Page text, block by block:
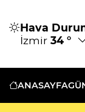
Hava
İzmir 34 °
ANASAYFA